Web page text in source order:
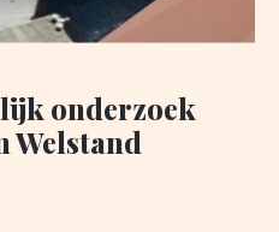
onderzoek
Welstand